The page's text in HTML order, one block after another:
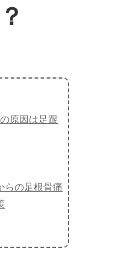
原因は足跟
らの足根骨痛